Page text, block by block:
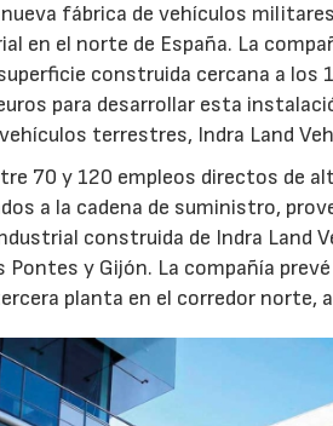
fábrica de vehículos
en el norte de España. La
construida cercana a los
para desarrollar esta
terrestres, Indra Land
70 y 120 empleos directos de
a la cadena de suministro,
construida de Indra Land
y Gijón. La compañía
planta en el corredor norte,